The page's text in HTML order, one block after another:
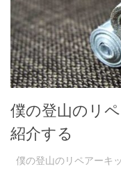
僕の登山のリ
紹介する
僕の登山のリペアーキ